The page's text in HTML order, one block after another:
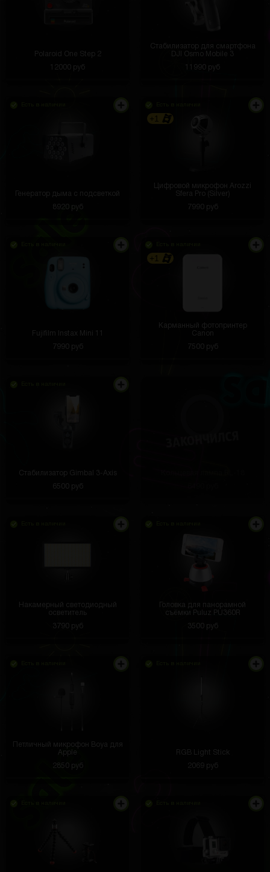
Polaroid One Step 2
12000 руб
Стабилизатор для смартфона
DJI Osmo Mobile 3
11990 руб
Генератор дыма с подсветкой
8920 руб
+1
Цифровой микрофон Arozzi
Sfera Pro (Silver)
7990 руб
Fujifilm Instax Mini 11
7990 руб
+1
Карманный фотопринтер
Canon
7500 руб
Стабилизатор Gimbal 3-Axis
6500 руб
Накамерный светодиодный
осветитель
3790 руб
Головка для панорамной
съёмки Puluz PU360R
3500 руб
Петличный микрофон Boya для
Apple
2850 руб
RGB Light Stick
2069 руб